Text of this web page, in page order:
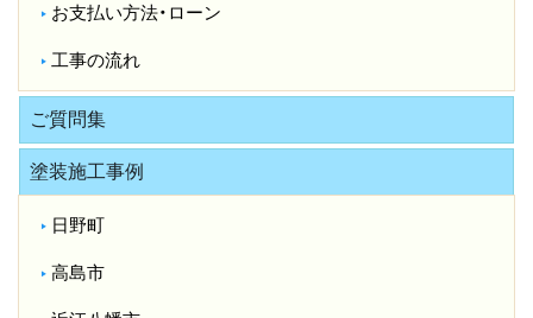
お支払い方法・ローン
工事の流れ
ご質問集
塗装施工事例
日野町
高島市